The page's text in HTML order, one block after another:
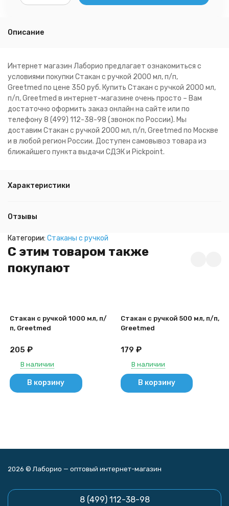
Описание
Интернет магазин Лаборио предлагает ознакомиться с
условиями покупки Стакан с ручкой 2000 мл, п/п,
Greetmed по цене 350 руб. Купить Стакан с ручкой 2000 мл,
п/п, Greetmed в интернет-магазине очень просто – Вам
достаточно оформить заказ онлайн на сайте или по
телефону 8 (499) 112-38-98 (звонок по России). Мы
доставим Стакан с ручкой 2000 мл, п/п, Greetmed по Москве
и в любой регион России. Доступен самовывоз товара из
ближайшего пункта выдачи СДЭК и Pickpoint.
Характеристики
Отзывы
Категории: Стаканы с ручкой
C этим товаром также
покупают
Стакан с ручкой 1000 мл, п/
п, Greetmed
205 ₽
В наличии
В корзину
Стакан с ручкой 500 мл, п/п,
Greetmed
179 ₽
В наличии
В корзину
2026 © Лаборио — оптовый интернет-магазин
8 (499) 112-38-98